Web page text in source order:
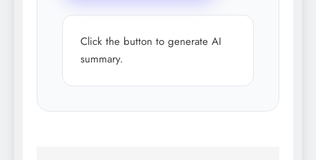
Click the button to generate AI
summary.